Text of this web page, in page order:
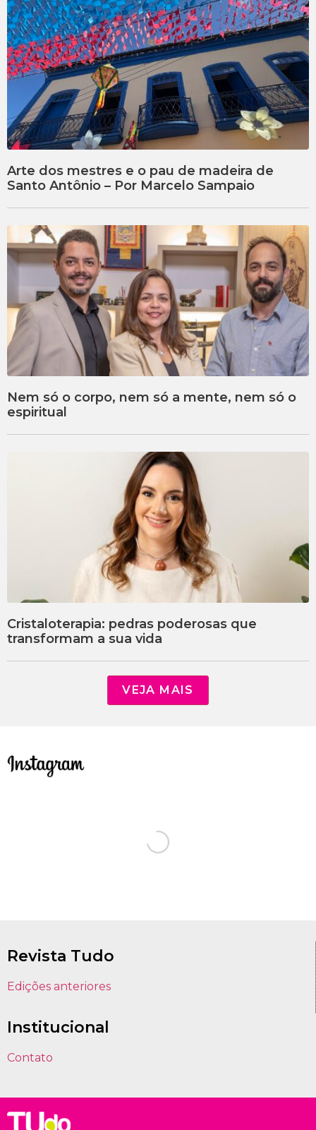
Arte dos mestres e o pau de madeira de
Santo Antônio – Por Marcelo Sampaio
Nem só o corpo, nem só a mente, nem só o
espiritual
Cristaloterapia: pedras poderosas que
transformam a sua vida
VEJA MAIS
Revista Tudo
Edições anteriores
Institucional
Contato